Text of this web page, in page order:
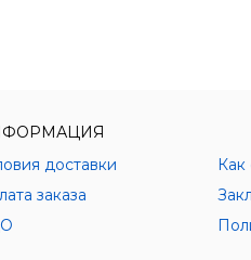
доставки
Как
заказа